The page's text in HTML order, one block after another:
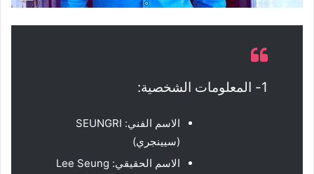
1- المعلومات الشخصية:
الاسم الفني: SEUNGRI
(سيينجري)
الاسم الحقيقي: Lee Seung